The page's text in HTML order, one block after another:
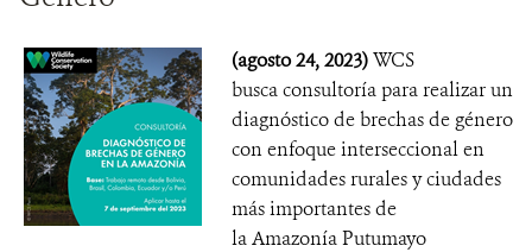
(agosto 24, 2023)WCS
busca consultoría para realizar un
diagnóstico de brechas de género
con enfoque interseccional en
comunidades rurales y ciudades
más importantes de
la Amazonía Putumayo